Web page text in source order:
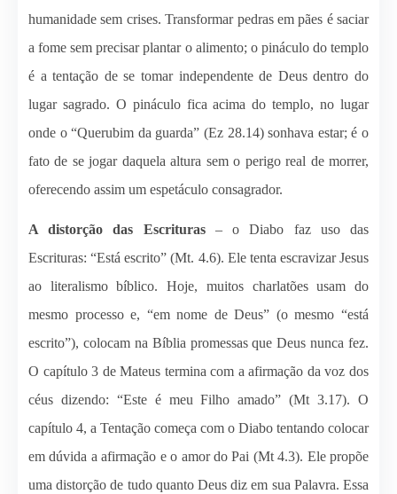
humanidade sem crises. Transformar pedras em pães é saciar
a fome sem precisar plantar o alimento; o pináculo do templo
é a tentação de se tomar independente de Deus dentro do
lugar sagrado. O pináculo fica acima do templo, no lugar
onde o “Querubim da guarda” (Ez 28.14) sonhava estar; é o
fato de se jogar daquela altura sem o perigo real de morrer,
oferecendo assim um espetáculo consagrador.
A distorção das Escrituras – o Diabo faz uso das
Escrituras: “Está escrito” (Mt. 4.6). Ele tenta escravizar Jesus
ao literalismo bíblico. Hoje, muitos charlatões usam do
mesmo processo e, “em nome de Deus” (o mesmo “está
escrito”), colocam na Bíblia promessas que Deus nunca fez.
O capítulo 3 de Mateus termina com a afirmação da voz dos
céus dizendo: “Este é meu Filho amado” (Mt 3.17). O
capítulo 4, a Tentação começa com o Diabo tentando colocar
em dúvida a afirmação e o amor do Pai (Mt 4.3). Ele propõe
uma distorção de tudo quanto Deus diz em sua Palavra. Essa